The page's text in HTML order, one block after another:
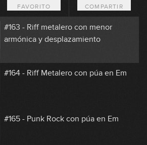
FAVORITO COMPARTIR
#163 - Riff metalero con menor
armónica y desplazamiento
#164 - Riff Metalero con púa en Em
#165 - Punk Rock con púa en Em